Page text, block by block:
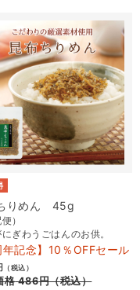
りめん 45g
）
ぎわうごはんのお供。
年記念】10％OFFセール
（税込）
格486円（税込）